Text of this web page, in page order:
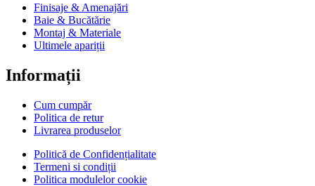
Finisaje & Amenajări
Baie & Bucătărie
Montaj & Materiale
Ultimele apariții
Informații
Cum cumpăr
Politica de retur
Livrarea produselor
Politică de Confidențialitate
Termeni si condiții
Politica modulelor cookie